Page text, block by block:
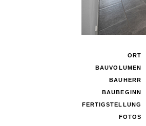
ORT
BAUVOLUMEN
BAUHERR
BAUBEGINN
FERTIGSTELLUNG
FOTOS